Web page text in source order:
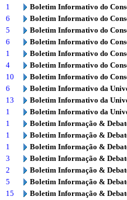
1
Boletim Informativo do
6
Boletim Informativo do
5
Boletim Informativo do
6
Boletim Informativo do
1
Boletim Informativo do
4
Boletim Informativo do
10
Boletim Informativo do
6
Boletim Informativo da
13
Boletim Informativo da
1
Boletim Informativo da
1
Boletim Informação &
1
Boletim Informação &
1
Boletim Informação &
3
Boletim Informação &
2
Boletim Informação &
5
Boletim Informação &
15
Boletim Informação &